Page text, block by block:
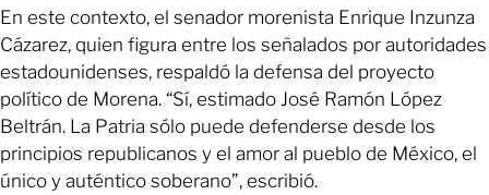
En este contexto, el senador morenista Enrique Inzunza
Cázarez, quien figura entre los señalados por autoridades
estadounidenses, respaldó la defensa del proyecto
político de Morena. “Sí, estimado José Ramón López
Beltrán. La Patria sólo puede defenderse desde los
principios republicanos y el amor al pueblo de México, el
único y auténtico soberano”, escribió.